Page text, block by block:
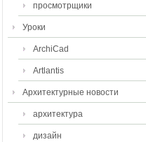
просмотрщики
Уроки
ArchiCad
Artlantis
Архитектурные новости
архитектура
дизайн